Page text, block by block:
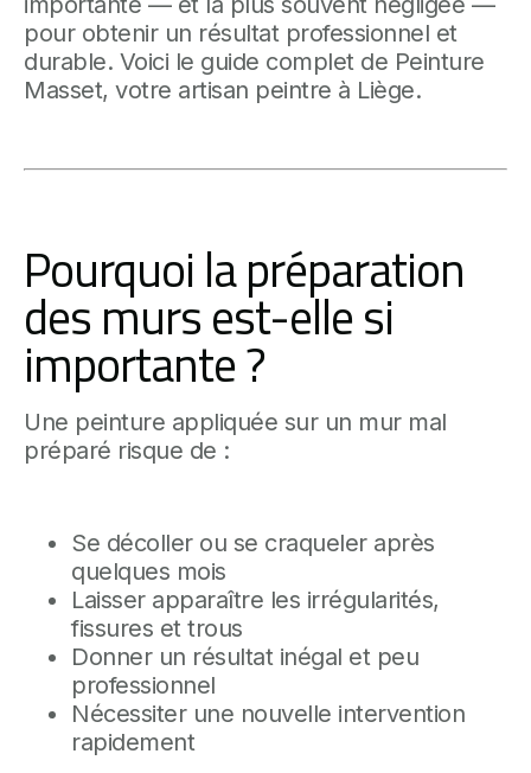
pour obtenir un résultat professionnel et
durable. Voici le guide complet de Peinture
Masset, votre artisan peintre à Liège.
Pourquoi la préparation
des murs est-elle si
importante ?
Une peinture appliquée sur un mur mal
préparé risque de :
Se décoller ou se craqueler après
quelques mois
Laisser apparaître les irrégularités,
fissures et trous
Donner un résultat inégal et peu
professionnel
Nécessiter une nouvelle intervention
rapidement